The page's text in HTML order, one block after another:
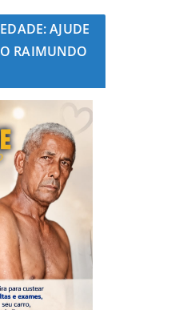
AJUDE
RAIMUNDO